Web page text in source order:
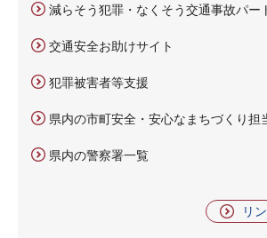
減らそう犯罪・なくそう交通事故パー
交通安全お助けサイト
犯罪被害者等支援
県内の市町安全・安心なまちづくり担
県内の警察署一覧
リ